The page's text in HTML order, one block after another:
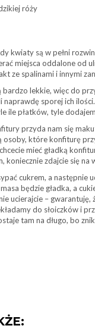
róży
kwiaty są w pełni
miejsca oddalone od
ze spalinami i innymi
bardzo lekkie, więc do
sporej ich
ile płatków, tyle
przyda nam się
osoby, które konfiturę
mieć gładką
koniecznie zdajcie się na
cukrem, a następnie
będzie gładka, a
ucierajcie – gwarantuję,
do słoiczków i
tam na długo, bo